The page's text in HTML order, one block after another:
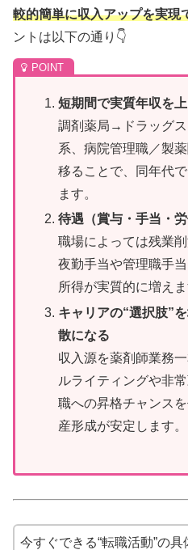
較的簡単に収入アップを実現
ントは以下の通り👇
短期間で実質年収を
調剤薬局→ドラッグ
系、病院管理職／製
移ることで、同年代
ます。
待遇（賞与・手当・
職場によっては残業
夜勤手当や管理職手
所得が実質的に増えま
キャリアの“選択肢”
散になる
収入源を薬剤師業務
ルライティングや非
職への昇格チャンス
産形成が安定します。
今すぐできる“転職活動”の